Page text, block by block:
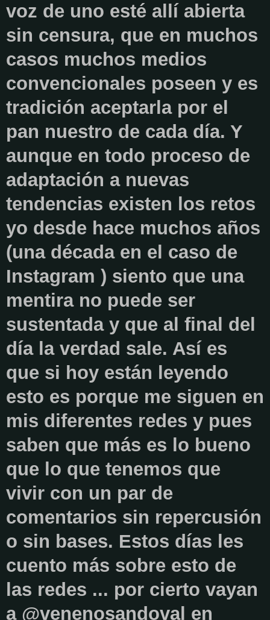
voz de uno esté allí abierta
sin censura, que en muchos
casos muchos medios
convencionales poseen y es
tradición aceptarla por el
pan nuestro de cada día. Y
aunque en todo proceso de
adaptación a nuevas
tendencias existen los retos
yo desde hace muchos años
(una década en el caso de
Instagram ) siento que una
mentira no puede ser
sustentada y que al final del
día la verdad sale. Así es
que si hoy están leyendo
esto es porque me siguen en
mis diferentes redes y pues
saben que más es lo bueno
que lo que tenemos que
vivir con un par de
comentarios sin repercusión
o sin bases. Estos días les
cuento más sobre esto de
las redes ... por cierto vayan
a @venenosandoval en